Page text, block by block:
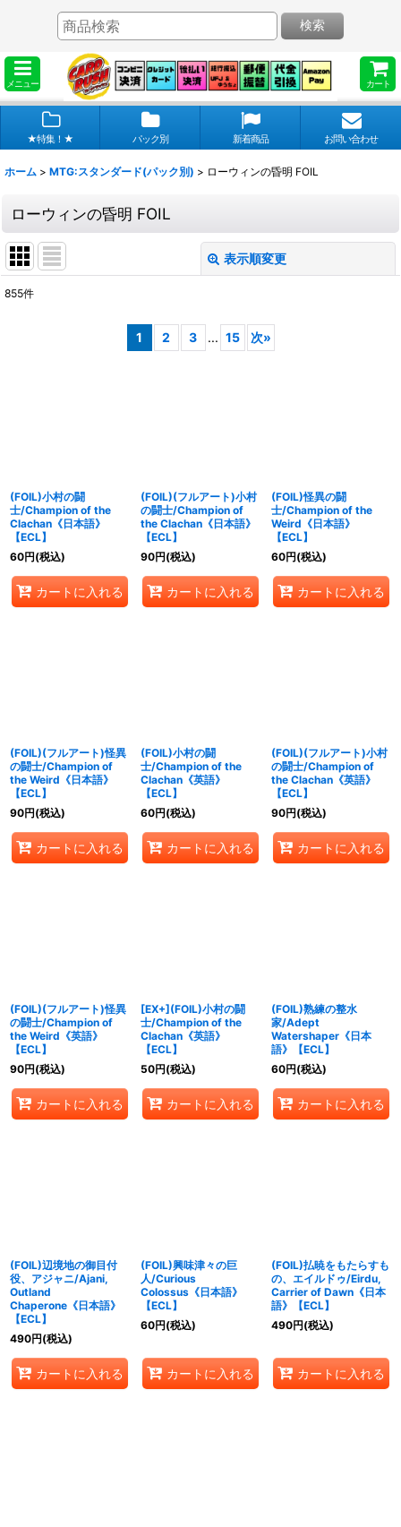
メニュー カート
検索
★特集！★ パック別 新着商品 お問い合わせ
ホーム > MTG:スタンダード(パック別) > ローウィンの昏明 FOIL
ローウィンの昏明 FOIL
表示順変更
855件
1 2 3 ... 15 次»
(FOIL)小村の闘
士/Champion of the
Clachan《日本語》
【ECL】
60円(税込)
カートに入れる
(FOIL)(フルアート)小村
の闘士/Champion of
the Clachan《日本語》
【ECL】
90円(税込)
カートに入れる
(FOIL)怪異の闘
士/Champion of the
Weird《日本語》
【ECL】
60円(税込)
カートに入れる
(FOIL)(フルアート)怪異
の闘士/Champion of
the Weird《日本語》
【ECL】
90円(税込)
カートに入れる
(FOIL)小村の闘
士/Champion of the
Clachan《英語》
【ECL】
60円(税込)
カートに入れる
(FOIL)(フルアート)小村
の闘士/Champion of
the Clachan《英語》
【ECL】
90円(税込)
カートに入れる
(FOIL)(フルアート)怪異
の闘士/Champion of
the Weird《英語》
【ECL】
90円(税込)
カートに入れる
[EX+](FOIL)小村の闘
士/Champion of the
Clachan《英語》
【ECL】
50円(税込)
カートに入れる
(FOIL)熟練の整水
家/Adept
Watershaper《日本
語》【ECL】
60円(税込)
カートに入れる
(FOIL)辺境地の御目付
役、アジャニ/Ajani,
Outland
Chaperone《日本語》
【ECL】
490円(税込)
カートに入れる
(FOIL)興味津々の巨
人/Curious
Colossus《日本語》
【ECL】
60円(税込)
カートに入れる
(FOIL)払暁をもたらすも
の、エイルドゥ/Eirdu,
Carrier of Dawn《日本
語》【ECL】
490円(税込)
カートに入れる